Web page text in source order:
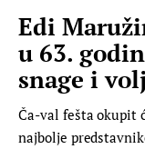
Edi
u 63.
snage i
Ča-val fešta okupit
najbolje